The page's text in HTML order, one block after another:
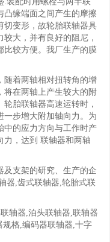
凸缘端面之间产生的摩擦
切变形，故轮胎联轴器具
大，并有良好的阻尼，
比较方便。我厂生产的膜
随着两轴相对扭转角的增
将在两轴上产生较大的附
胎联轴器高速运转时，
一步增大附加轴向力。为
中的应力方向与工作时产
力，达到 联轴器和两轴
及支架的研究、生产的企
器,齿式联轴器,轮胎式联
轴器,泊头联轴器,联轴器
格,编码器联轴器,十字